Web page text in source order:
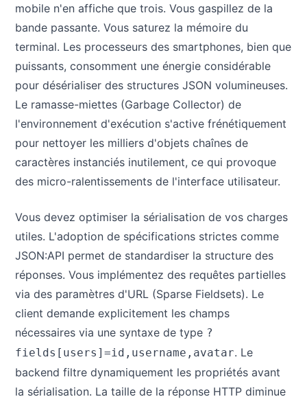
mobile n'en affiche que trois. Vous gaspillez de la
bande passante. Vous saturez la mémoire du
terminal. Les processeurs des smartphones, bien que
puissants, consomment une énergie considérable
pour désérialiser des structures JSON volumineuses.
Le ramasse-miettes (Garbage Collector) de
l'environnement d'exécution s'active frénétiquement
pour nettoyer les milliers d'objets chaînes de
caractères instanciés inutilement, ce qui provoque
des micro-ralentissements de l'interface utilisateur.
Vous devez optimiser la sérialisation de vos charges
utiles. L'adoption de spécifications strictes comme
JSON:API permet de standardiser la structure des
réponses. Vous implémentez des requêtes partielles
via des paramètres d'URL (Sparse Fieldsets). Le
client demande explicitement les champs
nécessaires via une syntaxe de type ?
fields[users]=id,username,avatar. Le
backend filtre dynamiquement les propriétés avant
la sérialisation. La taille de la réponse HTTP diminue